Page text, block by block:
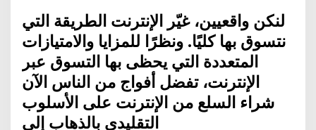
لنكن واقعيين، غيّر الإنترنت الطريقة التي
نتسوق بها كليًا. ونظرًا للمزايا والامتيازات
المتعددة التي يحظى بها التسوق عبر
الإنترنت، تفضل أفواج من الناس الآن
شراء السلع من الإنترنت على الأسلوب
التقليدي بالذهاب إلى